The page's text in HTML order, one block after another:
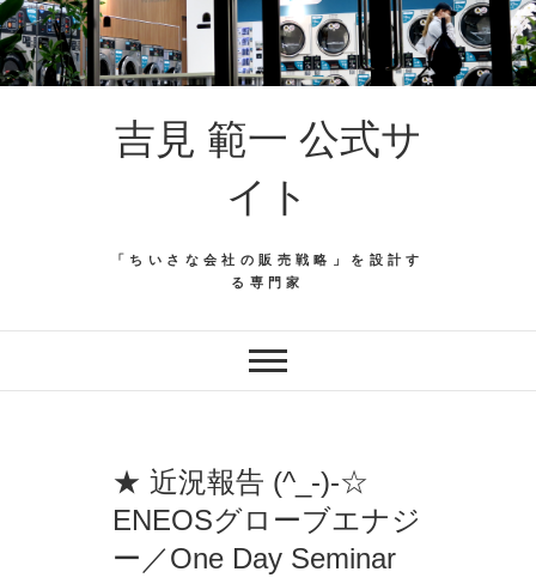
吉見 範一 公式サ
イト
「ちいさな会社の販売戦略」を設計す
る専門家
★ 近況報告 (^_-)-☆
ENEOSグローブエナジ
ー／One Day Seminar